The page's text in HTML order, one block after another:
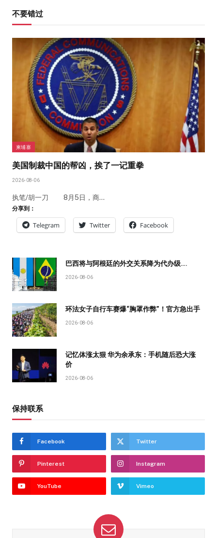
不要错过
柬埔寨
美国制裁中国的帮凶，挨了一记重拳
2026-08-06
执笔/胡一刀 8月5日，商…
分享到：
Telegram Twitter Facebook
巴西将与阿根廷的外交关系降为代办级….
2026-08-06
环法女子自行车赛爆“胸罩作弊”！官方急出手
2026-08-06
记忆体涨太狠 华为余承东：手机随后恐大涨
价
2026-08-06
保持联系
Facebook Twitter
Pinterest Instagram
YouTube Vimeo